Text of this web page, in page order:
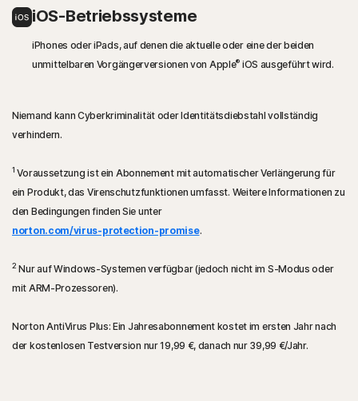
iOS-Betriebssysteme
iPhones oder iPads, auf denen die aktuelle oder eine der beiden
unmittelbaren Vorgängerversionen von Apple® iOS ausgeführt wird.
Niemand kann Cyberkriminalität oder Identitätsdiebstahl vollständig
verhindern.
1 Voraussetzung ist ein Abonnement mit automatischer Verlängerung für
ein Produkt, das Virenschutzfunktionen umfasst. Weitere Informationen zu
den Bedingungen finden Sie unter
norton.com/virus-protection-promise.
2 Nur auf Windows-Systemen verfügbar (jedoch nicht im S-Modus oder
mit ARM-Prozessoren).
Norton AntiVirus Plus: Ein Jahresabonnement kostet im ersten Jahr nach
der kostenlosen Testversion nur19,99 €, danach nur 39,99 €/Jahr.